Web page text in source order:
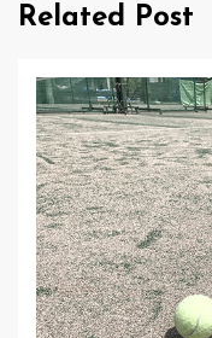
ー
ョ
ン
Related Post